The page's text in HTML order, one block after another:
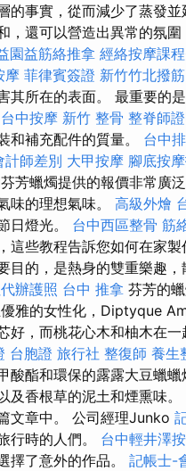
的事實，從而減少了蒸發並
，還可以營造出異常的氛
園益筋絡推拿 經絡按摩課
摩 菲律賓簽證 新竹竹北撥筋
其所在的表面。 最重要的
台中按摩 新竹 整骨 整脊師
和補充配件的質量。 台中
計師差別 大甲按摩 腳底按
芳蠟燭提供的報價非常廣
味的理想氣味。 高級外燴
日燈光。 台中西區整骨 筋
這些教程告訴您如何在家製
目的，是熱身的雙重樂趣
辦護照 台中 推拿 芬芳的
雅的女性化，Diptyque
好，而桃花心木和柚木在
台胞證 旅行社 整復師 養生
酸酯和環保的露露大豆蠟
及香根草的泥土和煙熏味。
文章中。 公司經理Junko
行時的人們。 台中輕井澤
擇了意外的作品。 記帳士-